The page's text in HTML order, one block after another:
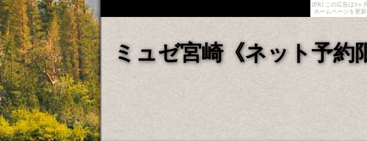
[PR] この広告は3ヶ
ホームページを更
ミュゼ宮崎《ネット予約